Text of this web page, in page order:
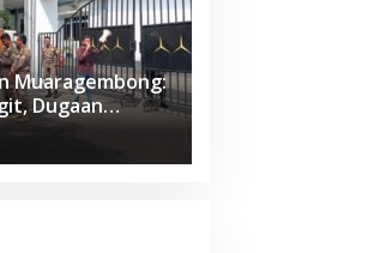
Muaragembong:
Dugaan
Mahasiswa